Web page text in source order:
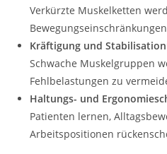
Verkürzte Muskelketten
Kräftigung und Stabilisation
Schwache Muskelgruppen
Fehlbelastungen zu
Haltungs- und
Patienten lernen,
Arbeitspositionen